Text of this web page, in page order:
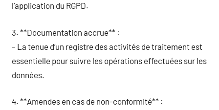
l’application du RGPD.
3. **Documentation accrue** :
– La tenue d’un registre des activités de traitement est
essentielle pour suivre les opérations effectuées sur les
données.
4. **Amendes en cas de non-conformité** :